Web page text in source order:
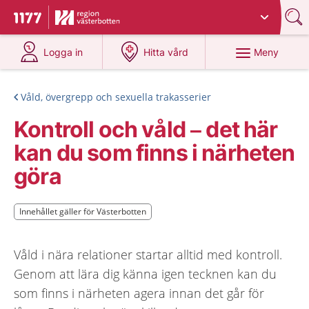
Till startsidan för 1177
Du har valt region
Logga in
på 1177.se
Hitta vård
på 1177.se
Meny
Våld, övergrepp och sexuella trakasserier
Kontroll och våld – det här
kan du som finns i närheten
göra
Innehållet gäller för Västerbotten
Innehållet gäller för Västerbotten
Våld i nära relationer startar alltid med kontroll.
Genom att lära dig känna igen tecknen kan du
som finns i närheten agera innan det går för